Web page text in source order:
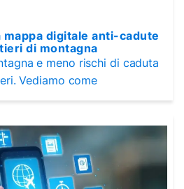
mappa digitale anti-cadute
di montagna
e meno rischi di caduta
Vediamo come